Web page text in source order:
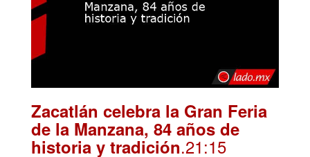
Zacatlán celebra la Gran Feria
de la Manzana, 84 años de
historia y tradición.21:15